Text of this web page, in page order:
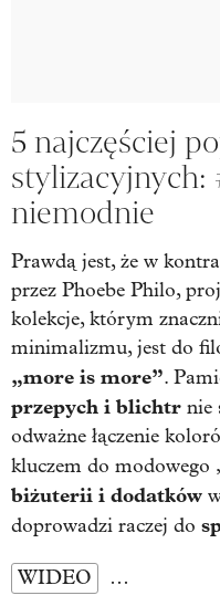
5 najczęściej
stylizacyjnych:
niemodnie
Prawdą jest, że w
przez Phoebe Philo,
kolekcje, którym
minimalizmu, jest do
„more is more”.
przepych i blichtr nie
odważne łączenie
kluczem do modowego
biżuterii i dodatków
doprowadzi raczej do
WIDEO …